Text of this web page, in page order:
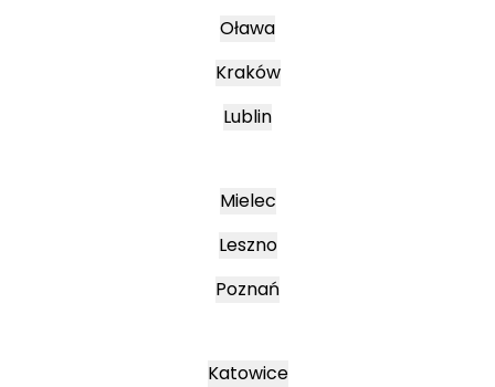
Oława
Kraków
Lublin
Mielec
Leszno
Poznań
Katowice